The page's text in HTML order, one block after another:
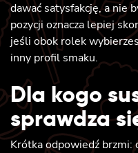
dawać satysfakcję, a nie
pozycji oznacza lepiej
jeśli obok rolek
inny profil smaku.
Dla kogo
sprawdza
Krótka odpowiedź